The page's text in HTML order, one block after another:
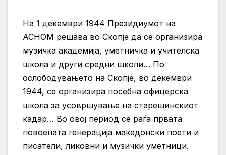
На 1 декември 1944 Президиумот на
АСНОМ решава во Скопје да се организира
музичка академија, уметничка и учителска
школа и други средни школи… По
ослободувањето на Скопје, во декември
1944, се организира посебна офицерска
школа за усовршување на старешинскиот
кадар… Во овој период се раѓа првата
повоената генерација македонски поети и
писатели, ликовни и музички уметници.